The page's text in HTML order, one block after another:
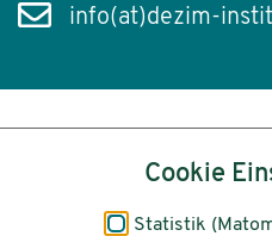
info(at)dezim-
Impressum
Cookie
Statistik